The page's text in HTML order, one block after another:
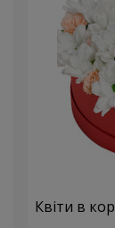
Квіти в